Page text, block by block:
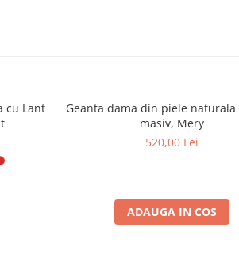
cu Lant
Geanta dama din piele naturala
masiv, Mery
520,00 Lei
ADAUGA IN COS